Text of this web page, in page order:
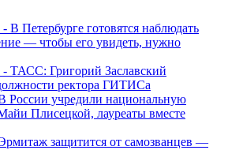
- В Петербурге готовятся наблюдать
— чтобы его увидеть, нужно
- ТАСС: Григорий Заславский
ректора ГИТИСа
России учредили национальную
Плисецкой, лауреаты вместе
защитится от самозванцев —